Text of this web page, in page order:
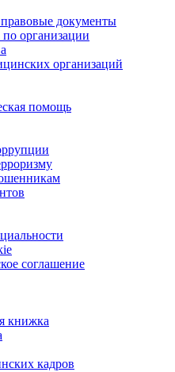
документы
организации
организаций
помощь
соглашение
книжка
кадров